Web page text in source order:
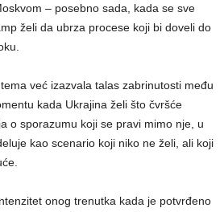
– posebno sada, kada se sve
želi da ubrza procese koji bi doveli do
već izazvala talas zabrinutosti među
kada Ukrajina želi što čvršće
o sporazumu koji se pravi mimo nje, u
kao scenario koji niko ne želi, ali koji
onog trenutka kada je potvrđeno